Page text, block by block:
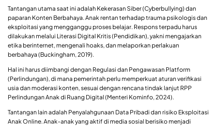
Tantangan utama saat ini adalah Kekerasan Siber (Cyberbullying) dan
paparan Konten Berbahaya. Anak rentan terhadap trauma psikologis dan
eksploitasi yang mengganggu proses belajar. Respons terpadu harus
dilakukan melalui Literasi Digital Kritis (Pendidikan), yakni mengajarkan
etika berinternet, mengenali hoaks, dan melaporkan perlakuan
berbahaya (Buckingham, 2019).
Hal ini harus diimbangi dengan Regulasi dan Pengawasan Platform
(Perlindungan), di mana pemerintah perlu memperkuat aturan verifikasi
usia dan moderasi konten, sesuai dengan rencana tindak lanjut RPP
Perlindungan Anak di Ruang Digital (Menteri Kominfo, 2024).
Tantangan lain adalah Penyalahgunaan Data Pribadi dan risiko Eksploitasi
Anak Online. Anak-anak yang aktif di media sosial berisiko menjadi